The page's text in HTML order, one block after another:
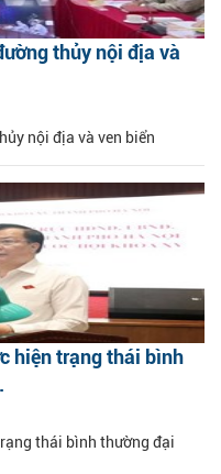
thủy nội địa và
nội địa và ven biển
hiện trạng thái bình
thái bình thường đại